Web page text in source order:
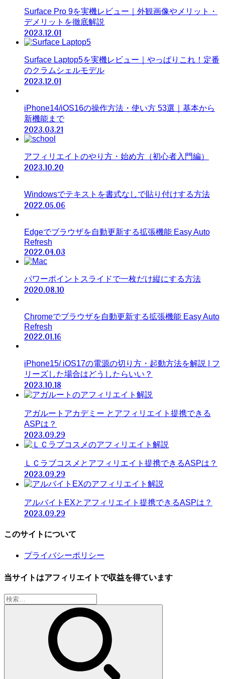
Surface Pro 9を実機レビュー｜外観画像やメリット・
デメリットを徹底解説
2023.12.01
Surface Laptop5を実機レビュー｜やっぱりこれ！定番
のクラムシェルモデル
2023.12.01
iPhone14/iOS16の操作方法・使い方 53選｜基本から
新機能まで
2023.03.21
アフィリエイトのやり方・始め方（初心者入門編）
2023.10.20
Windowsでテキストを書式なしで貼り付けする方法
2022.05.06
Edgeでブラウザを自動更新する拡張機能 Easy Auto
Refresh
2022.04.03
パワーポイントスライドで一枚だけ縦にする方法
2020.08.10
Chromeでブラウザを自動更新する拡張機能 Easy Auto
Refresh
2022.01.16
iPhone15/ iOS17の電源の切り方・起動方法を解説 | フ
リーズした場合はどうしたらいい？
2023.10.18
アガルートアカデミー とアフィリエイト提携できる
ASPは？
2023.09.29
ＬＣラブコスメとアフィリエイト提携できるASPは？
2023.09.29
アルバイトEXとアフィリエイト提携できるASPは？
2023.09.29
このサイトについて
プライバシーポリシー
当サイトはアフィリエイトで収益を得ています
検
索: